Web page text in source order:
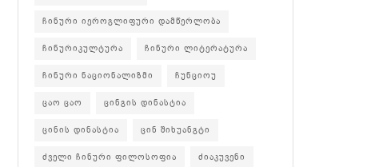
ჩინური იეროგლიფური დამწერლობა
ჩინურიკულტურა ჩინური ლიტერატურა
ჩინური ნაციონალიზმი ჩუნციოუ
ცაო ცაო ცინგის დინასტია
ცინის დინასტია ცინ შიხუანგტი
ძველი ჩინური ფილოსოფია ძიაკუვენი